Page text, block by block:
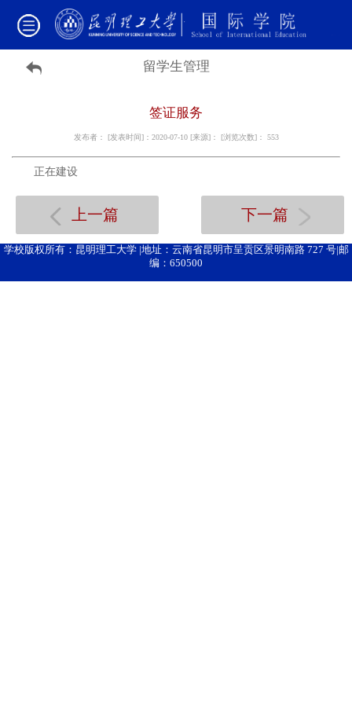
留学生管理
签证服务
发布者： [发表时间]：2020-07-10 [来源]： [浏览次数]： 553
正在建设
上一篇 下一篇
学校版权所有：昆明理工大学 |地址：云南省昆明市呈贡区景明南路 727 号|邮
编：650500